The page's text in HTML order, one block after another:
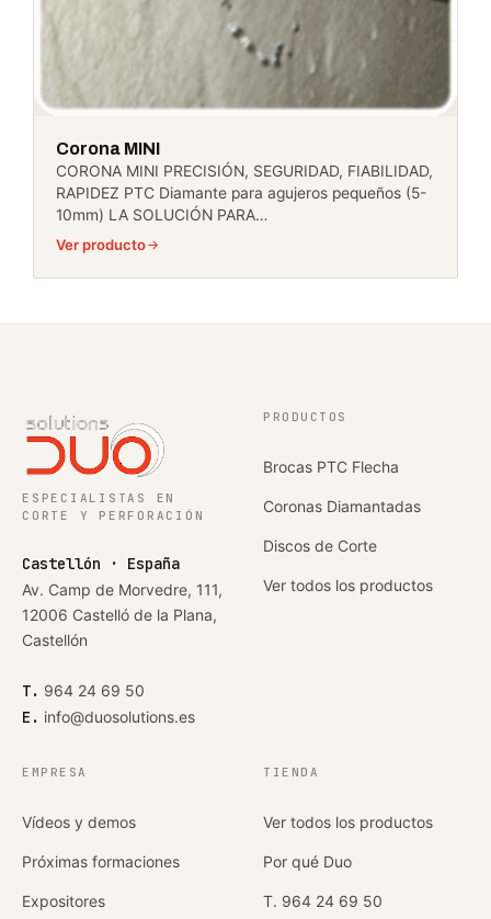
Corona MINI
CORONA MINI PRECISIÓN, SEGURIDAD, FIABILIDAD,
RAPIDEZ PTC Diamante para agujeros pequeños (5-
10mm) LA SOLUCIÓN PARA…
Ver producto
ESPECIALISTAS EN
CORTE Y PERFORACIÓN
Castellón · España
Av. Camp de Morvedre, 111,
12006 Castelló de la Plana,
Castellón
T. 964 24 69 50
E. info@duosolutions.es
PRODUCTOS
Brocas PTC Flecha
Coronas Diamantadas
Discos de Corte
Ver todos los productos
EMPRESA
Vídeos y demos
Próximas formaciones
Expositores
TIENDA
Ver todos los productos
Por qué Duo
T. 964 24 69 50